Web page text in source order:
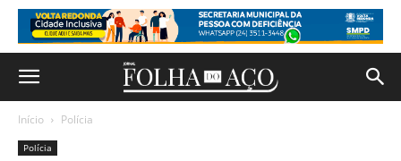
Início Polícia
Polícia